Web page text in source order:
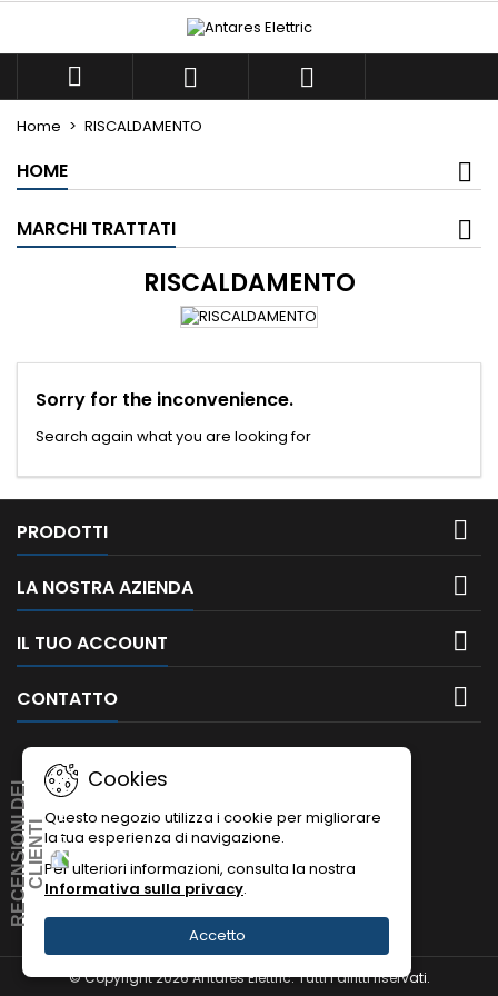
  
Home RISCALDAMENTO
HOME
MARCHI TRATTATI
RISCALDAMENTO
Sorry for the inconvenience.
Search again what you are looking for
PRODOTTI 
LA NOSTRA AZIENDA 
IL TUO ACCOUNT 
CONTATTO 
Le mie liste di desideri ×
((modalTitle)) ×
((confirmMessage))
×
×
Devi avere effettuato l'accesso per salvare dei
prodotti nella tua lista dei desideri.
((cancelText)) ((loginText))
Cookies
Questo negozio utilizza i cookie per migliorare
la tua esperienza di navigazione.
Per ulteriori informazioni, consulta la nostra
Informativa sulla privacy.
Accetto
R
E
C
E
N
S
I
ON
I
D
E
I
C
L
I
E
N
TI
© Copyright 2026 Antares Elettric. Tutti i diritti riservati.